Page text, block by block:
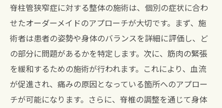
再発防止に役立つ日常の習慣
患者が積極的に取り組むべきこと
整体で自然治癒力を引き出す脊柱管狭窄症対策
としての可能性
自律神経と整体の関係性
脊柱管狭窄症の回復を促進する要素
脊柱管狭窄症に対する整体の施術は、個別の症状に合わ
せたオーダーメイドのアプローチが大切です。まず、施
術者は患者の姿勢や身体のバランスを詳細に評価し、ど
の部分に問題があるかを特定します。次に、筋肉の緊張
を緩和するための施術が行われます。これにより、血流
が促進され、痛みの原因となっている箇所へのアプロー
チが可能になります。さらに、脊椎の調整を通じて身体